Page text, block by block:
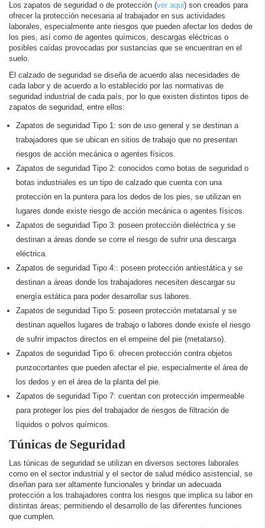
Los zapatos de seguridad o de protección (ver aqui) son creados para
ofrecer la protección necesaria al trabajador en sus actividades
laborales, especialmente ante riesgos que pueden afectar los dedos de
los pies, así como de agentes químicos, descargas eléctricas o
posibles caídas provocadas por sustancias que se encuentran en el
suelo.
El calzado de seguridad se diseña de acuerdo alas necesidades de
cada labor y de acuerdo a lo establecido por las normativas de
seguridad industrial de cada país, por lo que existen distintos tipos de
zapatos de seguridad, entre ellos:
Zapatos de seguridad Tipo 1: son de uso general y se destinan a
trabajadores que se ubican en sitios de trabajo que no presentan
riesgos de acción mecánica o agentes físicos.
Zapatos de seguridad Tipo 2: conocidos como botas de seguridad o
botas industriales es un tipo de calzado que cuenta con una
protección en la puntera para los dedos de los pies, se utilizan en
lugares donde existe riesgo de acción mecánica o agentes físicos.
Zapatos de seguridad Tipo 3: poseen protección dieléctrica y se
destinan a áreas donde se corre el riesgo de sufrir una descarga
eléctrica.
Zapatos de seguridad Tipo 4:: poseen protección antiestática y se
destinan a áreas donde los trabajadores necesiten descargar su
energía estática para poder desarrollar sus labores.
Zapatos de seguridad Tipo 5: poseen protección metatarsal y se
destinan aquellos lugares de trabajo o labores donde existe el riesgo
de sufrir impactos directos en el empeine del pie (metatarso).
Zapatos de seguridad Tipo 6: ofrecen protección contra objetos
punzocortantes que pueden afectar el pie, especialmente el área de
los dedos y en el área de la planta del pie.
Zapatos de seguridad Tipo 7: cuentan con protección impermeable
para proteger los pies del trabajador de riesgos de filtración de
líquidos o polvos químicos.
Túnicas de Seguridad
Las túnicas de seguridad se utilizan en diversos sectores laborales
como en el sector industrial y el sector de salud médico asistencial, se
diseñan para ser altamente funcionales y brindar un adecuada
protección a los trabajadores contra los riesgos que implica su labor en
distintas áreas; permitiendo el desarrollo de las diferentes funciones
que cumplen.